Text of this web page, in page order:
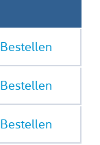
Bestellen
Bestellen
Bestellen